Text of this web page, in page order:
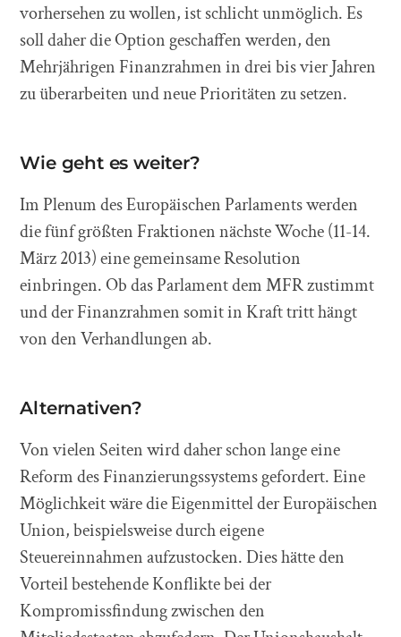
vorhersehen zu wollen, ist schlicht unmöglich. Es
soll daher die Option geschaffen werden, den
Mehrjährigen Finanzrahmen in drei bis vier Jahren
zu überarbeiten und neue Prioritäten zu setzen.
Wie geht es weiter?
Im Plenum des Europäischen Parlaments werden
die fünf größten Fraktionen nächste Woche (11-14.
März 2013) eine gemeinsame Resolution
einbringen. Ob das Parlament dem MFR zustimmt
und der Finanzrahmen somit in Kraft tritt hängt
von den Verhandlungen ab.
Alternativen?
Von vielen Seiten wird daher schon lange eine
Reform des Finanzierungssystems gefordert. Eine
Möglichkeit wäre die Eigenmittel der Europäischen
Union, beispielsweise durch eigene
Steuereinnahmen aufzustocken. Dies hätte den
Vorteil bestehende Konflikte bei der
Kompromissfindung zwischen den